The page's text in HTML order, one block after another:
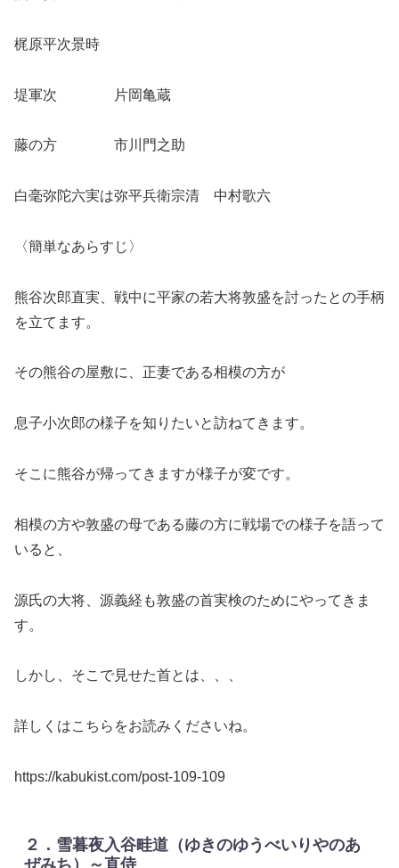
梶原平次景時
堤軍次 片岡亀蔵
藤の方 市川門之助
白毫弥陀六実は弥平兵衛宗清 中村歌六
〈簡単なあらすじ〉
熊谷次郎直実、戦中に平家の若大将敦盛を討ったとの手柄
を立てます。
その熊谷の屋敷に、正妻である相模の方が
息子小次郎の様子を知りたいと訪ねてきます。
そこに熊谷が帰ってきますが様子が変です。
相模の方や敦盛の母である藤の方に戦場での様子を語って
いると、
源氏の大将、源義経も敦盛の首実検のためにやってきま
す。
しかし、そこで見せた首とは、、、
詳しくはこちらをお読みくださいね。
https://kabukist.com/post-109-109
２．雪暮夜入谷畦道（ゆきのゆうべいりやのあ
ぜみち）～直侍